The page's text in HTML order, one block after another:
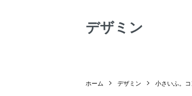
デザミン
ホーム デザミン 小さいふ。